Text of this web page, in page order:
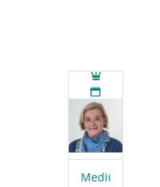
Medium-